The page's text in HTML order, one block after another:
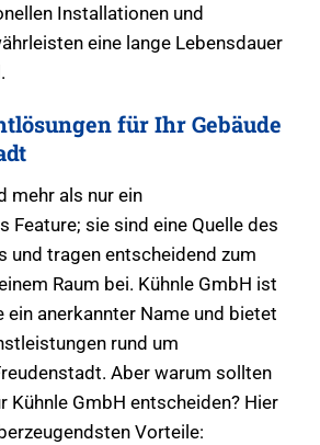
Installationen und
eine lange Lebensdauer
für Ihr Gebäude
mehr als nur ein
Feature; sie sind eine Quelle des
und tragen entscheidend zum
Raum bei. Kühnle GmbH ist
ein anerkannter Name und bietet
rund um
Aber warum sollten
Kühnle GmbH entscheiden? Hier
Vorteile: